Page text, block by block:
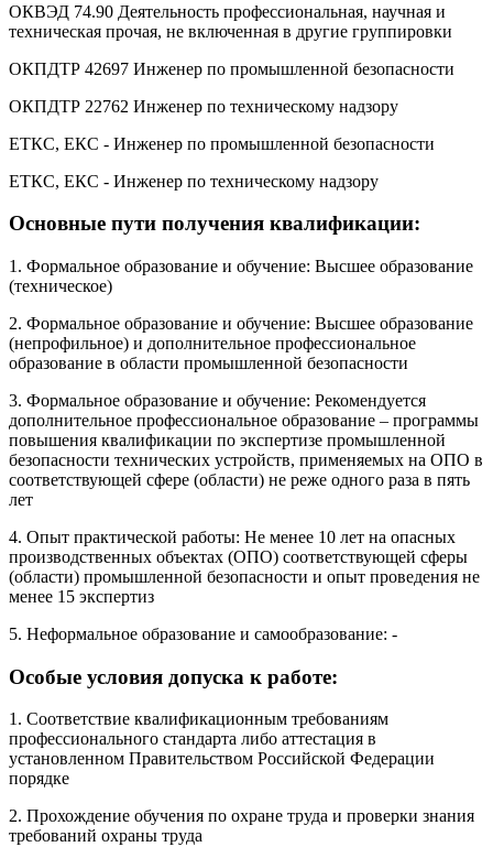
ОКВЭД 74.90 Деятельность профессиональная, научная и
техническая прочая, не включенная в другие группировки
ОКПДТР 42697 Инженер по промышленной безопасности
ОКПДТР 22762 Инженер по техническому надзору
ЕТКС, ЕКС - Инженер по промышленной безопасности
ЕТКС, ЕКС - Инженер по техническому надзору
Основные пути получения квалификации:
1. Формальное образование и обучение: Высшее образование
(техническое)
2. Формальное образование и обучение: Высшее образование
(непрофильное) и дополнительное профессиональное
образование в области промышленной безопасности
3. Формальное образование и обучение: Рекомендуется
дополнительное профессиональное образование – программы
повышения квалификации по экспертизе промышленной
безопасности технических устройств, применяемых на ОПО в
соответствующей сфере (области) не реже одного раза в пять
лет
4. Опыт практической работы: Не менее 10 лет на опасных
производственных объектах (ОПО) соответствующей сферы
(области) промышленной безопасности и опыт проведения не
менее 15 экспертиз
5. Неформальное образование и самообразование: -
Особые условия допуска к работе:
1. Соответствие квалификационным требованиям
профессионального стандарта либо аттестация в
установленном Правительством Российской Федерации
порядке
2. Прохождение обучения по охране труда и проверки знания
требований охраны труда